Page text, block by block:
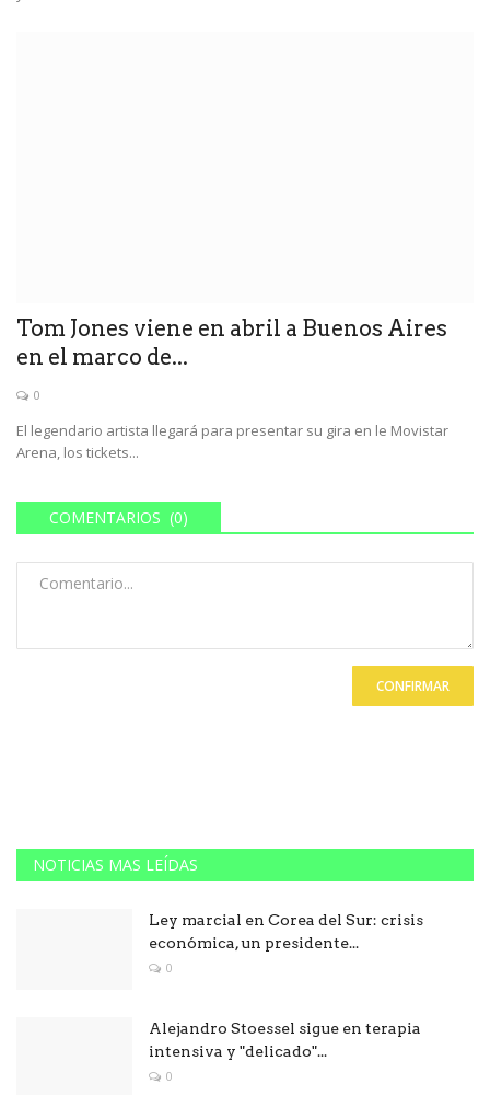
Tom Jones viene en abril a Buenos Aires
en el marco de...
0
El legendario artista llegará para presentar su gira en le Movistar
Arena, los tickets...
COMENTARIOS (0)
CONFIRMAR
NOTICIAS MAS LEÍDAS
Ley marcial en Corea del Sur: crisis
económica, un presidente...
0
Alejandro Stoessel sigue en terapia
intensiva y "delicado"...
0